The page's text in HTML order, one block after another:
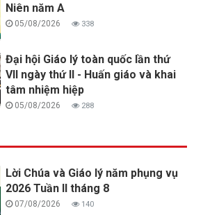
Niên năm A
05/08/2026 338
Đại hội Giáo lý toàn quốc lần thứ
VII ngày thứ II - Huấn giáo và khai
tâm nhiệm hiệp
05/08/2026 288
Lời Chúa và Giáo lý năm phụng vụ
2026 Tuần II tháng 8
07/08/2026 140